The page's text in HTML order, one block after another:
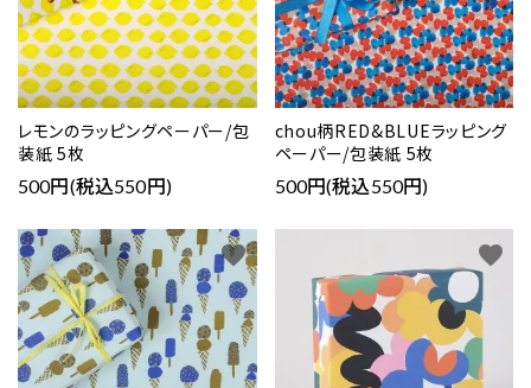
レモンのラッピングペーパー/包
装紙 5枚
500円(税込550円)
chou柄RED&BLUEラッピング
ペーパー/包装紙 5枚
500円(税込550円)
favorite favorite